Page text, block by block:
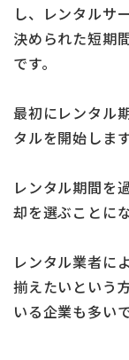
し、レンタルサ
決められた短期
です。
最初にレンタル
タルを開始します
レンタル期間を
却を選ぶことにな
レンタル業者に
揃えたいという
いる企業も多いで